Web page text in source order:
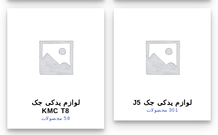
لوازم یدکی جک J5
301 محصولات
لوازم یدکی جک
KMC T8
58 محصولات